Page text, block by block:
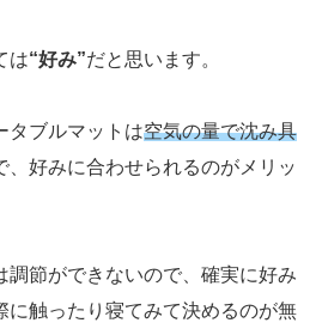
は“好み”だと思います。
タブルマットは空気の量で沈み具
、好みに合わせられるのがメリッ
調節ができないので、確実に好み
に触ったり寝てみて決めるのが無